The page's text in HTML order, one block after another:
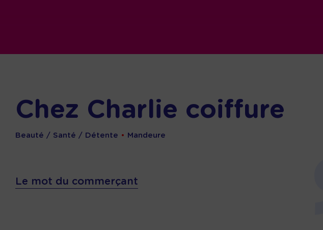
Chez Charlie coiffure
Beauté / Santé / Détente • Mandeure
Le mot du commerçant